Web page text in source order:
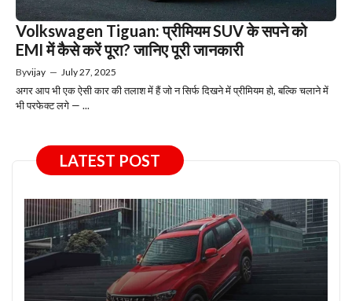
Volkswagen Tiguan: प्रीमियम SUV के सपने को
EMI में कैसे करें पूरा? जानिए पूरी जानकारी
Byvijay — July 27, 2025
अगर आप भी एक ऐसी कार की तलाश में हैं जो न सिर्फ दिखने में प्रीमियम हो, बल्कि चलाने में
भी परफेक्ट लगे — ...
LATEST POST